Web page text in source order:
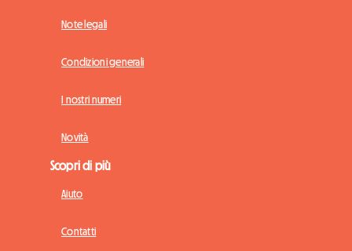
Note legali
Condizioni generali
I nostri numeri
Novità
Scopri di più
Aiuto
Contatti